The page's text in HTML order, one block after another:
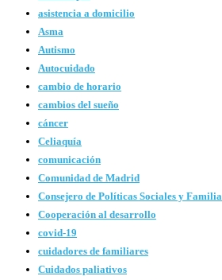
asistencia a domicilio
Asma
Autismo
Autocuidado
cambio de horario
cambios del sueño
cáncer
Celiaquía
comunicación
Comunidad de Madrid
Consejero de Políticas Sociales y Familia
Cooperación al desarrollo
covid-19
cuidadores de familiares
Cuidados paliativos